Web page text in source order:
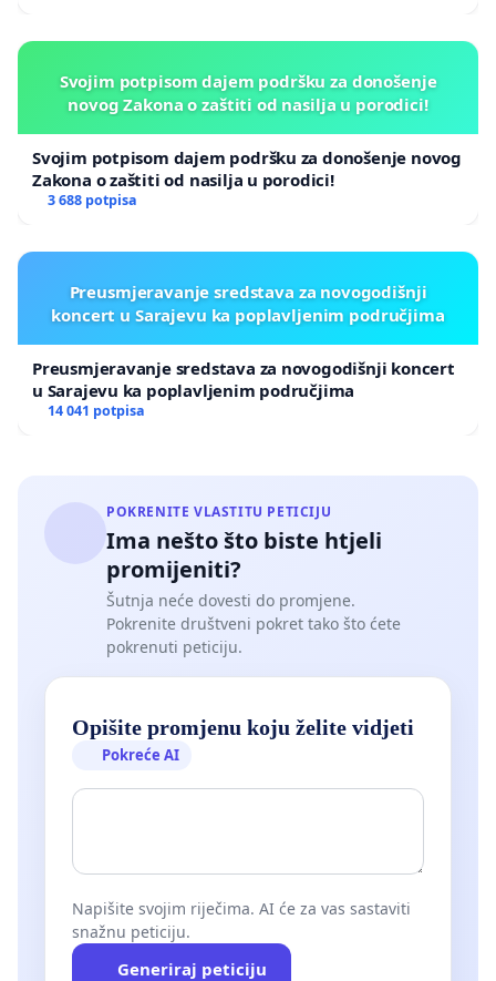
Svojim potpisom dajem podršku za donošenje
novog Zakona o zaštiti od nasilja u porodici!
Svojim potpisom dajem podršku za donošenje novog
Zakona o zaštiti od nasilja u porodici!
3 688 potpisa
Preusmjeravanje sredstava za novogodišnji
koncert u Sarajevu ka poplavljenim područjima
Preusmjeravanje sredstava za novogodišnji koncert
u Sarajevu ka poplavljenim područjima
14 041 potpisa
POKRENITE VLASTITU PETICIJU
Ima nešto što biste htjeli
promijeniti?
Šutnja neće dovesti do promjene.
Pokrenite društveni pokret tako što ćete
pokrenuti peticiju.
Opišite promjenu koju želite vidjeti
Pokreće AI
Napišite svojim riječima. AI će za vas sastaviti
snažnu peticiju.
Generiraj peticiju